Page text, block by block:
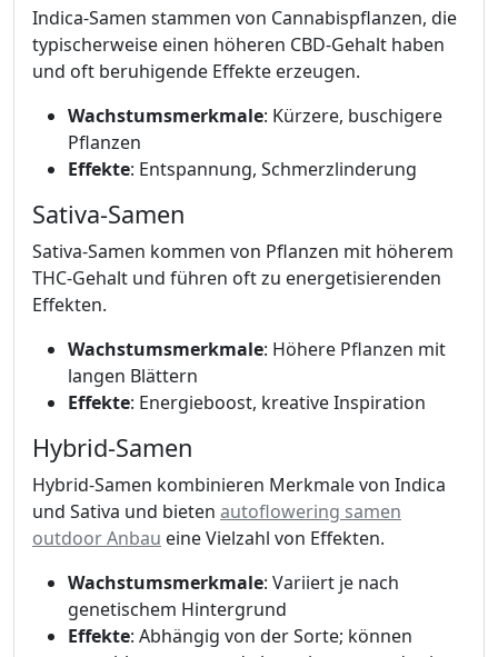
Indica-Samen stammen von Cannabispflanzen, die
typischerweise einen höheren CBD-Gehalt haben
und oft beruhigende Effekte erzeugen.
Wachstumsmerkmale: Kürzere, buschigere
Pflanzen
Effekte: Entspannung, Schmerzlinderung
Sativa-Samen
Sativa-Samen kommen von Pflanzen mit höherem
THC-Gehalt und führen oft zu energetisierenden
Effekten.
Wachstumsmerkmale: Höhere Pflanzen mit
langen Blättern
Effekte: Energieboost, kreative Inspiration
Hybrid-Samen
Hybrid-Samen kombinieren Merkmale von Indica
und Sativa und bieten autoflowering samen
outdoor Anbau eine Vielzahl von Effekten.
Wachstumsmerkmale: Variiert je nach
genetischem Hintergrund
Effekte: Abhängig von der Sorte; können